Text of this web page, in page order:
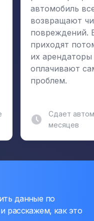
автомобиль
возвращают
повреждений.
приходят
их арендаторы
оплачивают
проблем.
Сдает
месяцев
данные по
расскажем, как это